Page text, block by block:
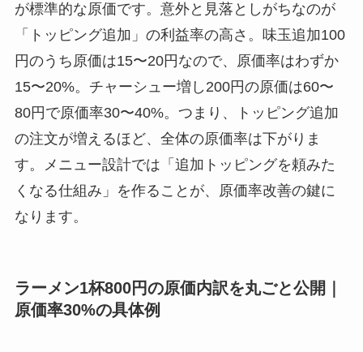
が標準的な原価です。意外と見落としがちなのが
「トッピング追加」の利益率の高さ。味玉追加100
円のうち原価は15〜20円なので、原価率はわずか
15〜20%。チャーシュー増し200円の原価は60〜
80円で原価率30〜40%。つまり、トッピング追加
の注文が増えるほど、全体の原価率は下がりま
す。メニュー設計では「追加トッピングを頼みた
くなる仕組み」を作ることが、原価率改善の鍵に
なります。
ラーメン1杯800円の原価内訳を丸ごと公開｜
原価率30%の具体例